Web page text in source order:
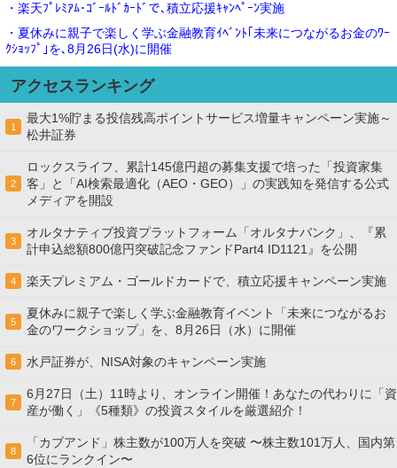
・楽天ﾌﾟﾚﾐｱﾑ･ｺﾞｰﾙﾄﾞｶｰﾄﾞで､積立応援ｷｬﾝﾍﾟｰﾝ実施
・夏休みに親子で楽しく学ぶ金融教育ｲﾍﾞﾝﾄ｢未来につながるお金のﾜｰ
ｸｼｮｯﾌﾟ｣を､8月26日(水)に開催
アクセスランキング
1
最大1%貯まる投信残高ポイントサービス増量キャンペーン実施～
松井証券
2
ロックスライフ、累計145億円超の募集支援で培った「投資家集
客」と「AI検索最適化（AEO・GEO）」の実践知を発信する公式
メディアを開設
3
オルタナティブ投資プラットフォーム「オルタナバンク」、『累
計申込総額800億円突破記念ファンドPart4 ID1121』を公開
4 楽天プレミアム・ゴールドカードで、積立応援キャンペーン実施
5
夏休みに親子で楽しく学ぶ金融教育イベント「未来につながるお
金のワークショップ」を、8月26日（水）に開催
6 水戸証券が、NISA対象のキャンペーン実施
7
6月27日（土）11時より、オンライン開催！あなたの代わりに「資
産が働く」《5種類》の投資スタイルを厳選紹介！
8
「カブアンド」株主数が100万人を突破 〜株主数101万人、国内第
6位にランクイン〜